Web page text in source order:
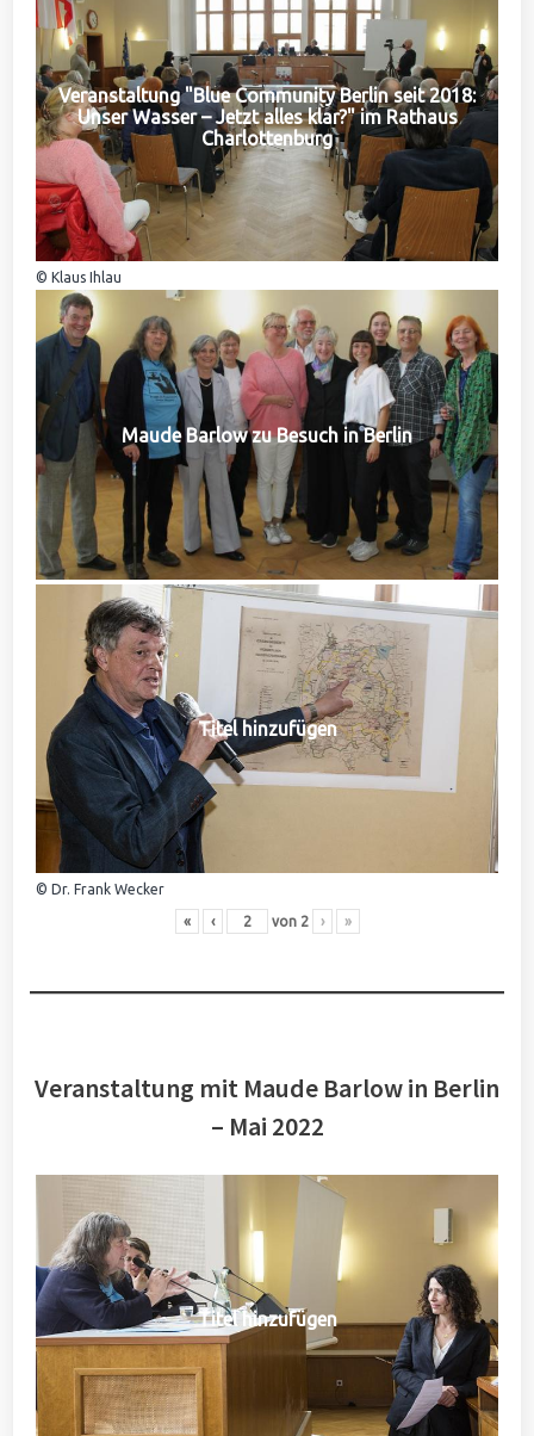
Veranstaltung "Blue Community Berlin seit 2018:
Unser Wasser – Jetzt alles klar?" im Rathaus
Charlottenburg
© Klaus Ihlau
Maude Barlow zu Besuch in Berlin
Titel hinzufügen
© Dr. Frank Wecker
« ‹ von 2 › »
Veranstaltung mit Maude Barlow in Berlin
– Mai 2022
Titel hinzufügen